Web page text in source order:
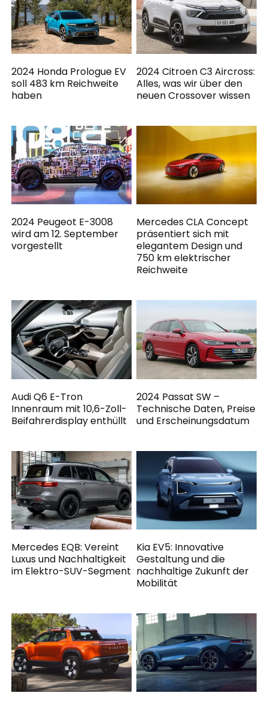
2024 Honda Prologue EV
soll 483 km Reichweite
haben
2024 Citroen C3 Aircross:
Alles, was wir über den
neuen Crossover wissen
2024 Peugeot E-3008
wird am 12. September
vorgestellt
Mercedes CLA Concept
präsentiert sich mit
elegantem Design und
750 km elektrischer
Reichweite
Audi Q6 E-Tron
Innenraum mit 10,6-Zoll-
Beifahrerdisplay enthüllt
2024 Passat SW –
Technische Daten, Preise
und Erscheinungsdatum
Mercedes EQB: Vereint
Luxus und Nachhaltigkeit
im Elektro-SUV-Segment
Kia EV5: Innovative
Gestaltung und die
nachhaltige Zukunft der
Mobilität